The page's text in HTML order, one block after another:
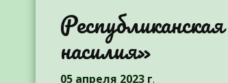
насилия»
05 апреля 2023 г.